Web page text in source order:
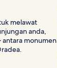
melawat
anda,
monumen